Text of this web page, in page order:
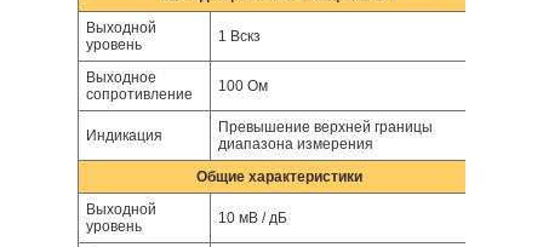
Выходной
уровень
1 Вскз
Выходное
сопротивление
100 Ом
Индикация
Превышение верхней границы
диапазона измерения
Общие характеристики
Выходной
уровень
10 мВ / дБ